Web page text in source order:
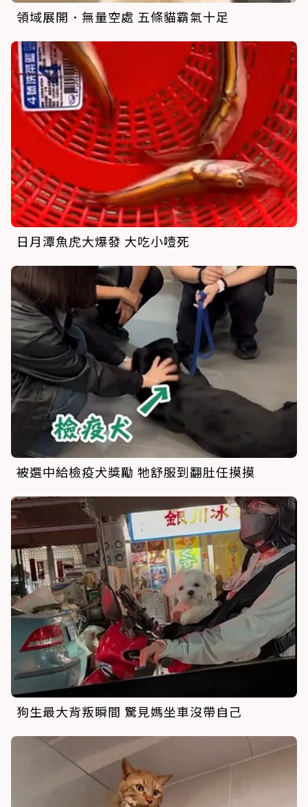
領域展開．無量空處 五條貓霸氣十足
日月潭魚虎大爆發 大吃小噎死
被選中給檢疫犬獎勵 牠舒服到翻肚任摸摸
狗生最大背叛瞬間 驚見媽坐車沒帶自己